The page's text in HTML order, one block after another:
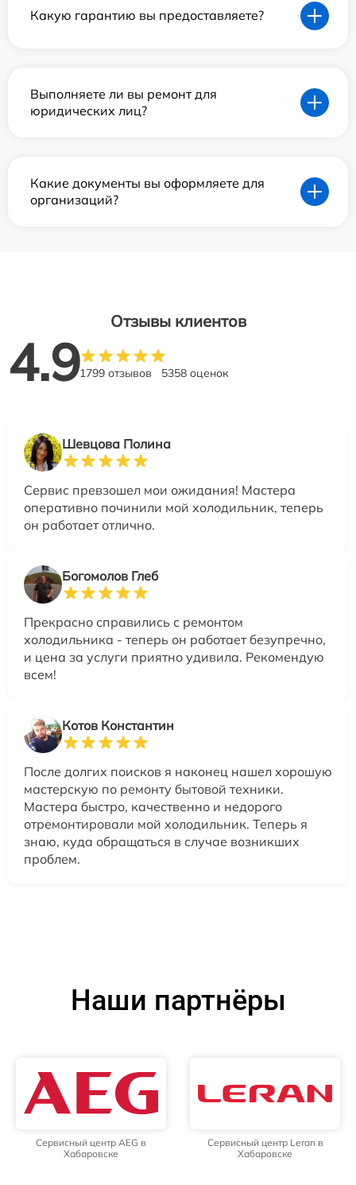
Какую гарантию вы предоставляете?
Выполняете ли вы ремонт для
юридических лиц?
Какие документы вы оформляете для
организаций?
Отзывы клиентов
4.91799 отзывов 5358 оценок
Шевцова Полина
Сервис превзошел мои ожидания! Мастера
оперативно починили мой холодильник, теперь
он работает отлично.
Богомолов Глеб
Прекрасно справились с ремонтом
холодильника - теперь он работает безупречно,
и цена за услуги приятно удивила. Рекомендую
всем!
Котов Константин
После долгих поисков я наконец нашел хорошую
мастерскую по ремонту бытовой техники.
Мастера быстро, качественно и недорого
отремонтировали мой холодильник. Теперь я
знаю, куда обращаться в случае возникших
проблем.
Наши партнёры
Сервисный центр AEG в
Хабаровске
Сервисный центр Leran в
Хабаровске